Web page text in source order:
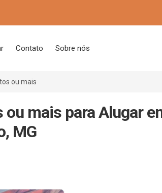
Contato Sobre nós
ou mais
ou mais para Alugar
MG